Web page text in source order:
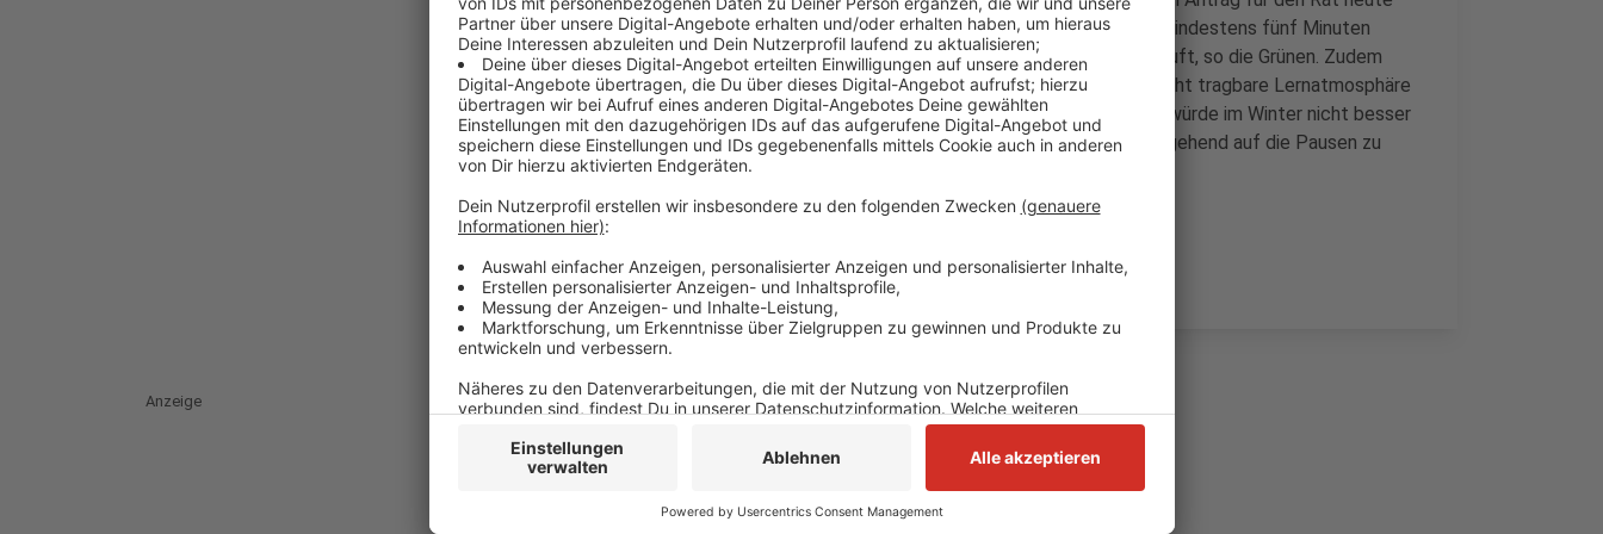
(03.11) gestellt. Aktuell müssten die Lehrer alle 20 Minuten für mindestens fünf Minuten
stoßlüften - dadurch entstünde eine teilweise unzumutbare Zugluft, so die Grünen. Zudem
würde durch die starke Abkühlung der Klassenräume auch eine nicht tragbare Lernatmosphäre
für die Lernenden und die Lehrkräfte geschaffen, sagen sie. Das würde im Winter nicht besser
werden. Mobile Luftreiniger könnten helfen, das Stoßlüften weitgehend auf die Pausen zu
reduzieren.
Anzeige